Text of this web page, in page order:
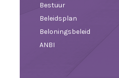
Bestuur
Beleidsplan
Beloningsbeleid
ANBI